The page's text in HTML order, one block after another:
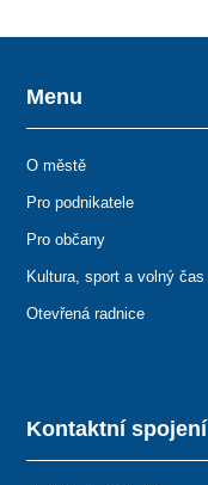
Kontaktní spojení
Menu
O městě
Pro podnikatele
Pro občany
Kultura, sport a volný čas
Otevřená radnice